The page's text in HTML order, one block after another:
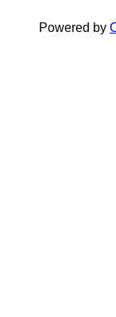
Powered by